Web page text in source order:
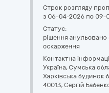
Строк розгляду
з 06-04-2026 по 09-
Статус:
рішення
оскарження
Контактна
Україна, Сумська
Харківська будинок
40013, Сергій